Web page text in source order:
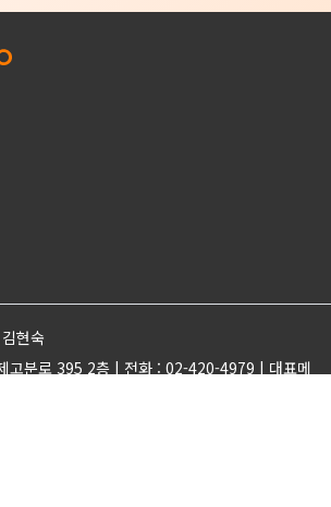
현숙
고분로 395 2층 | 전화 : 02-420-4979 | 대표메